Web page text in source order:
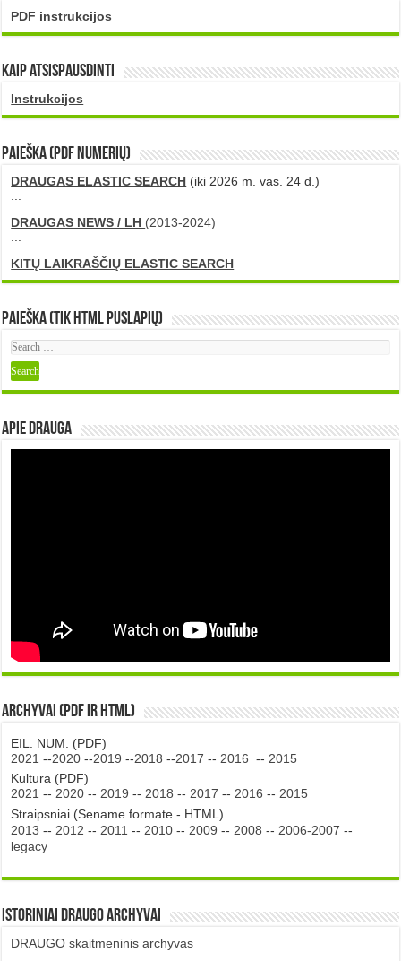
PDF instrukcijos
Kaip atsispausdinti
Instrukcijos
PAIEŠKA (PDF numerių)
DRAUGAS ELASTIC SEARCH (iki 2026 m. vas. 24 d.)
...
DRAUGAS NEWS / LH (2013-2024)
...
KITŲ LAIKRAŠČIŲ ELASTIC SEARCH
Paieška (tik HTML puslapių)
Apie DRAUGA
Archyvai (PDF ir HTML)
EIL. NUM. (PDF)
2021 --2020 --2019 --2018 --2017 -- 2016 -- 2015
Kultūra (PDF)
2021 -- 2020 -- 2019 -- 2018 -- 2017 -- 2016 -- 2015
Straipsniai (Sename formate - HTML)
2013 -- 2012 -- 2011 -- 2010 -- 2009 -- 2008 -- 2006-2007 --
legacy
Istoriniai DRAUGO Archyvai
DRAUGO skaitmeninis archyvas